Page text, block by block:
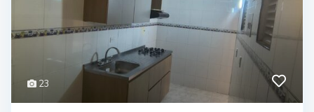
23